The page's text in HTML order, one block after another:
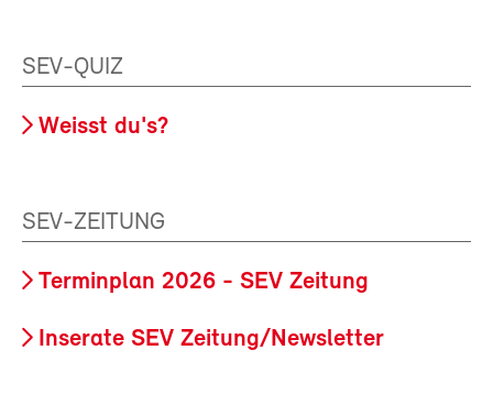
SEV-QUIZ
Weisst du's?
SEV-ZEITUNG
Terminplan 2026 - SEV Zeitung
Inserate SEV Zeitung/Newsletter